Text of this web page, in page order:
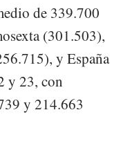
de 339.700
(301.503),
y España
y 23, con
y 214.663